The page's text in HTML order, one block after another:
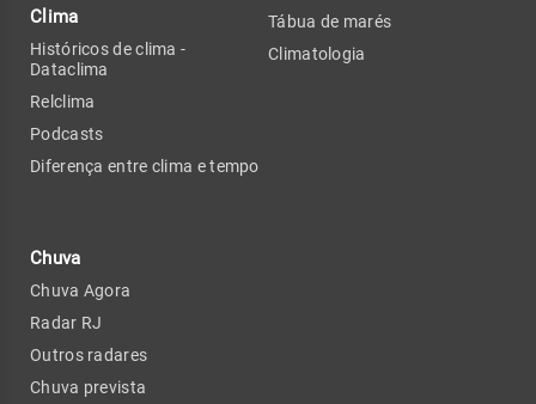
Clima
Históricos de clima -
Dataclima
Relclima
Podcasts
Diferença entre clima e tempo
Chuva
Chuva Agora
Radar RJ
Outros radares
Chuva prevista
Tábua de marés
Climatologia